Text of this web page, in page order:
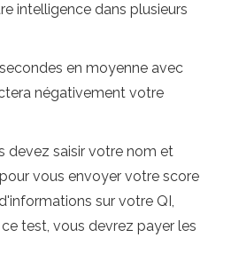
intelligence dans plusieurs
en moyenne avec
négativement votre
devez saisir votre nom et
vous envoyer votre score
sur votre QI,
test, vous devrez payer les